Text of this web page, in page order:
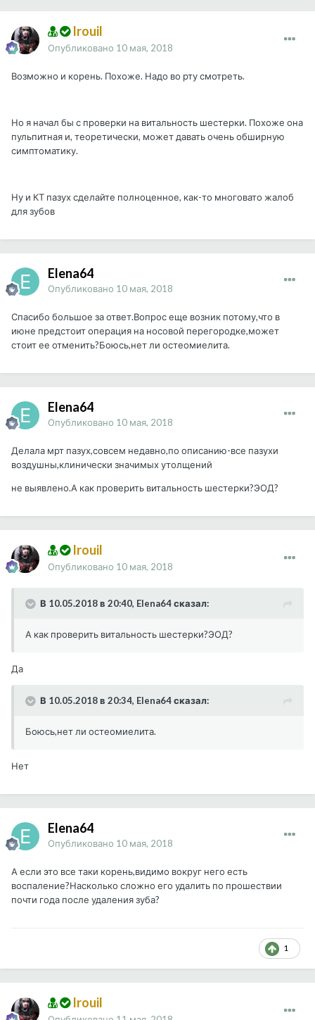
Irouil
Опубликовано 10 мая, 2018
Возможно и корень. Похоже. Надо во рту смотреть.
Но я начал бы с проверки на витальность шестерки. Похоже она
пульпитная и, теоретически, может давать очень обширную
симптоматику.
Ну и КТ пазух сделайте полноценное, как-то многовато жалоб
для зубов
Elena64
Опубликовано 10 мая, 2018
Спасибо большое за ответ.Вопрос еще возник потому,что в
июне предстоит операция на носовой перегородке,может
стоит ее отменить?Боюсь,нет ли остеомиелита.
Elena64
Опубликовано 10 мая, 2018
Делала мрт пазух,совсем недавно,по описанию-все пазухи
воздушны,клинически значимых утолщений
не выявлено.А как проверить витальность шестерки?ЭОД?
Irouil
Опубликовано 10 мая, 2018
В 10.05.2018 в 20:40, Elena64 сказал:
А как проверить витальность шестерки?ЭОД?
Да
В 10.05.2018 в 20:34, Elena64 сказал:
Боюсь,нет ли остеомиелита.
Нет
Elena64
Опубликовано 10 мая, 2018
А если это все таки корень,видимо вокруг него есть
воспаление?Насколько сложно его удалить по прошествии
почти года после удаления зуба?
1
Irouil